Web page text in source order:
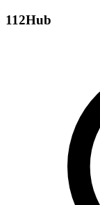
112Hub